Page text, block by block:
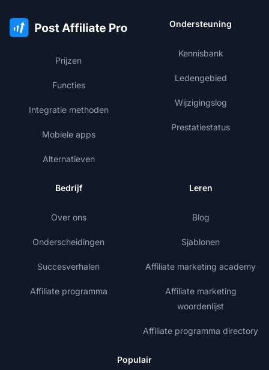
Prijzen
Functies
Integratie methoden
Mobiele apps
Alternatieven
Ondersteuning
Kennisbank
Ledengebied
Wijzigingslog
Prestatiestatus
Bedrijf
Over ons
Onderscheidingen
Succesverhalen
Affiliate programma
Leren
Blog
Sjablonen
Affiliate marketing academy
Affiliate marketing
woordenlijst
Affiliate programma directory
Populair